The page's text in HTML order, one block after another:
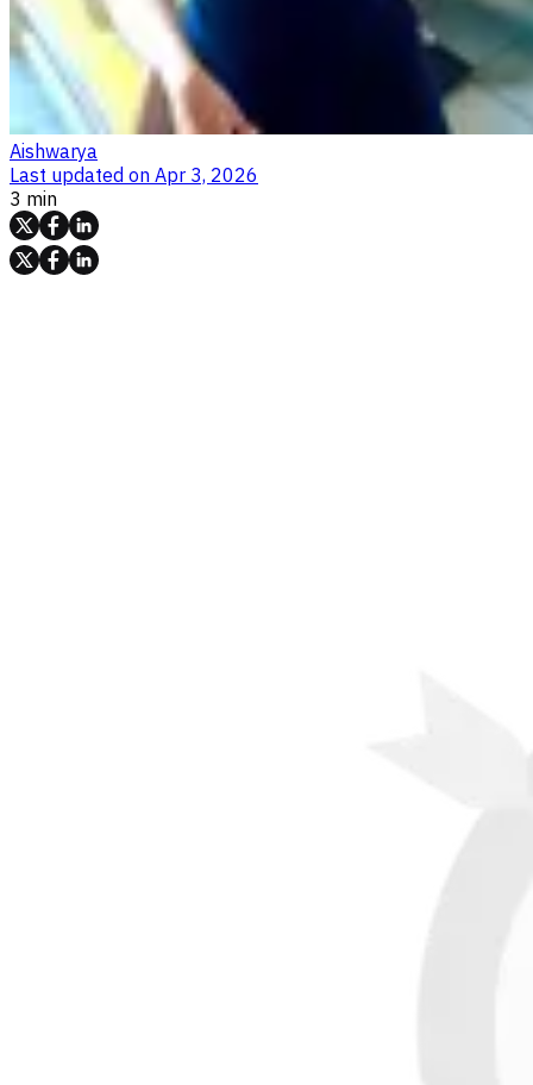
Aishwarya
Last updated on Apr 3, 2026
3 min